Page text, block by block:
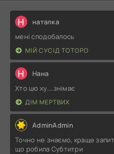
Н наталка
мені сподобалось
МІЙ СУСІД ТОТОРО
Н Нана
Хто цю ху....знімає
ДІМ МЕРТВИХ
AdminAdmin
Точно не знаємо, краще
що робила Субтитри